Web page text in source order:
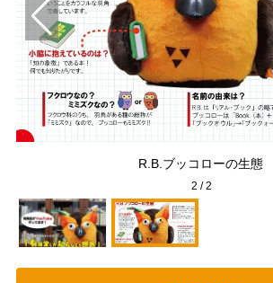
R.B.ブッコローの生態
2 /2